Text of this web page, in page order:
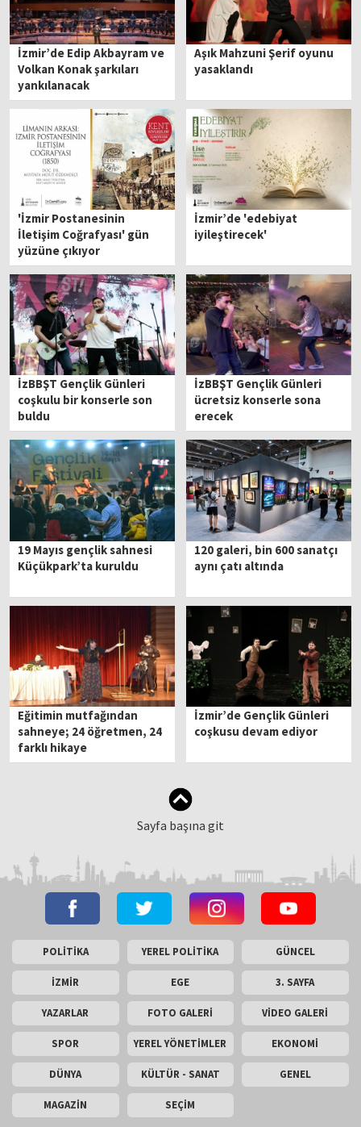
İzmir’de Edip Akbayram ve
Volkan Konak şarkıları
yankılanacak
Aşık Mahzuni Şerif oyunu
yasaklandı
'İzmir Postanesinin
İletişim Coğrafyası' gün
yüzüne çıkıyor
İzmir’de 'edebiyat
iyileştirecek'
İzBBŞT Gençlik Günleri
coşkulu bir konserle son
buldu
İzBBŞT Gençlik Günleri
ücretsiz konserle sona
erecek
19 Mayıs gençlik sahnesi
Küçükpark’ta kuruldu
120 galeri, bin 600 sanatçı
aynı çatı altında
Eğitimin mutfağından
sahneye; 24 öğretmen, 24
farklı hikaye
İzmir’de Gençlik Günleri
coşkusu devam ediyor
Sayfa başına git
POLİTİKA YEREL POLİTİKA GÜNCEL
İZMİR EGE 3. SAYFA
YAZARLAR FOTO GALERİ VİDEO GALERİ
SPOR YEREL YÖNETİMLER EKONOMİ
DÜNYA KÜLTÜR - SANAT GENEL
MAGAZİN SEÇİM